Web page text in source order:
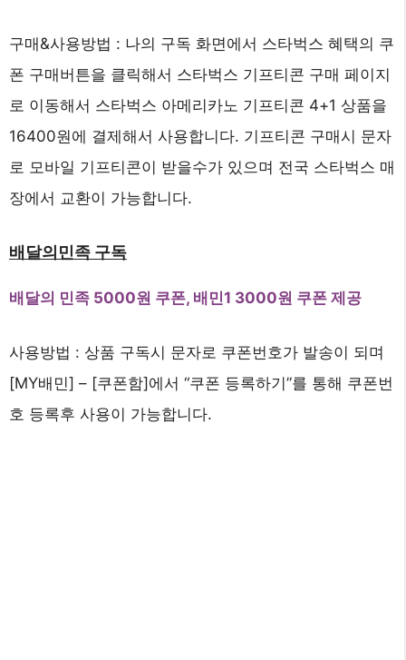
구매&사용방법 : 나의 구독 화면에서 스타벅스 혜택의 쿠
폰 구매버튼을 클릭해서 스타벅스 기프티콘 구매 페이지
로 이동해서 스타벅스 아메리카노 기프티콘 4+1 상품을
16400원에 결제해서 사용합니다. 기프티콘 구매시 문자
로 모바일 기프티콘이 받을수가 있으며 전국 스타벅스 매
장에서 교환이 가능합니다.
배달의민족 구독
배달의 민족 5000원 쿠폰, 배민1 3000원 쿠폰 제공
사용방법 : 상품 구독시 문자로 쿠폰번호가 발송이 되며
[MY배민] – [쿠폰함]에서 “쿠폰 등록하기”를 통해 쿠폰번
호 등록후 사용이 가능합니다.